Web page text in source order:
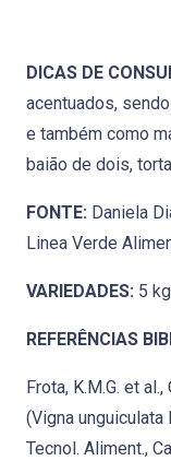
DICAS DE
acentuados,
e também como
baião de dois,
FONTE: Daniela
Linea Verde
VARIEDADES: 5
REFERÊNCIAS
Frota, K.M.G. et
(Vigna unguiculata
Tecnol. Aliment.,